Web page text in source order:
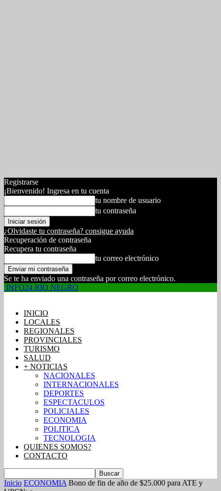
Registrarse
¡Bienvenido! Ingresa en tu cuenta
tu nombre de usuario
tu contraseña
¿Olvidaste tu contraseña? consigue ayuda
Recuperación de contraseña
Recupera tu contraseña
tu correo electrónico
Se te ha enviado una contraseña por correo electrónico.
INFO24 RIO NEGRO
INICIO
LOCALES
REGIONALES
PROVINCIALES
TURISMO
SALUD
+ NOTICIAS
NACIONALES
INTERNACIONALES
DEPORTES
ESPECTACULOS
POLICIALES
ECONOMIA
POLITICA
TECNOLOGIA
QUIENES SOMOS?
CONTACTO
Inicio ECONOMIA Bono de fin de año de $25.000 para ATE y